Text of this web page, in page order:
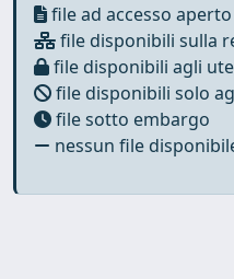
file ad accesso aperto
file disponibili sulla
file disponibili agli
file disponibili solo
file sotto embargo
nessun file